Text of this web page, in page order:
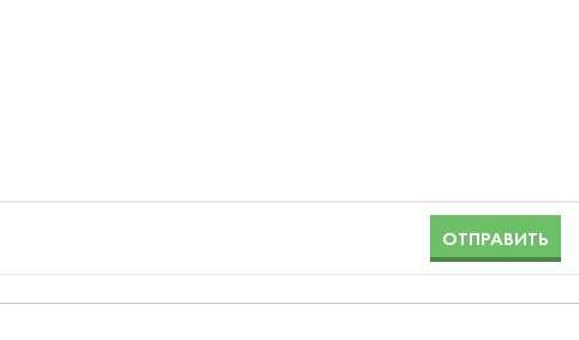
ОТПРАВИТЬ